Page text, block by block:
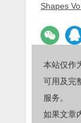
Shapes
本站仅作
可用及完
服务。
如果文章